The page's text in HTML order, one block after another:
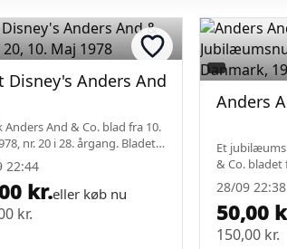
- Københavnske udgave
Disney's Anders And & Co., Nr. 20,
Anders And & Co. blad fra 10.
nr. 20 i 28. årgang. Bladet
med slid på omslaget,
let gulning og små
ryggen. Et klassisk...
22:44
kr.eller køb nu
kr.
Anders
Et
& Co. bladet
40 år i
har en
Duck motiv
jubil...
28/09 22:38
50,00
150,00 kr.